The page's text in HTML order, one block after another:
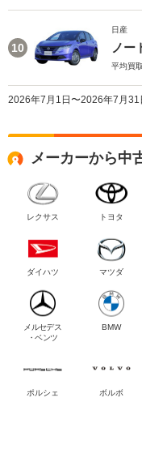
10
日産
ノー
平均買
2026年7月1日〜2026年7月31
メーカーから中
レクサス トヨタ
ダイハツ マツダ
メルセデス
・ベンツ
BMW
ポルシェ ボルボ